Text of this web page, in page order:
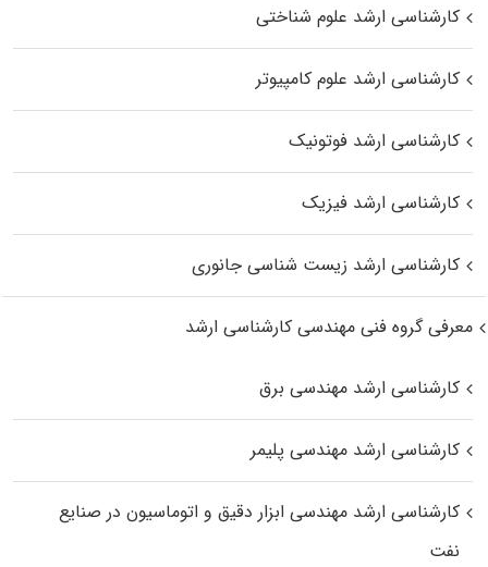
کارشناسی ارشد علوم شناختی
کارشناسی ارشد علوم کامپیوتر
کارشناسی ارشد فوتونیک
کارشناسی ارشد فیزیک
کارشناسی ارشد زیست‌ شناسی جانوری
معرفی گروه فنی مهندسی کارشناسی ارشد
کارشناسی ارشد مهندسی برق
کارشناسی ارشد مهندسی پلیمر
کارشناسی ارشد مهندسی ابزار دقیق و اتوماسیون در صنایع
نفت